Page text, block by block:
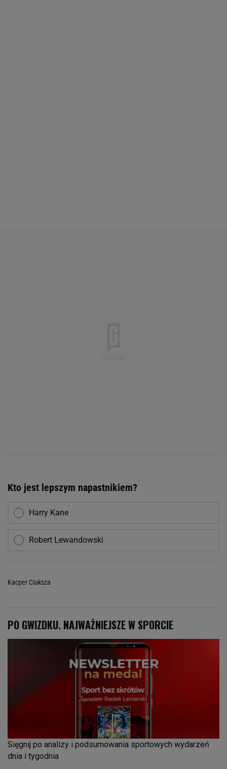
Kto jest lepszym napastnikiem?
Harry Kane
Robert Lewandowski
Kacper Ciuksza